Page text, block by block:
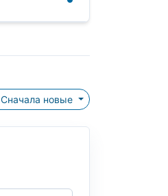
Сортировка: Сначала новые